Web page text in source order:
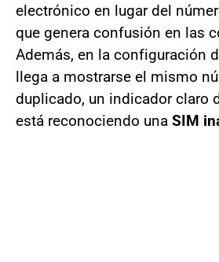
electrónico en lugar del
que genera confusión en las
Además, en la configuración
llega a mostrarse el mismo
duplicado, un indicador claro
está reconociendo una SIM